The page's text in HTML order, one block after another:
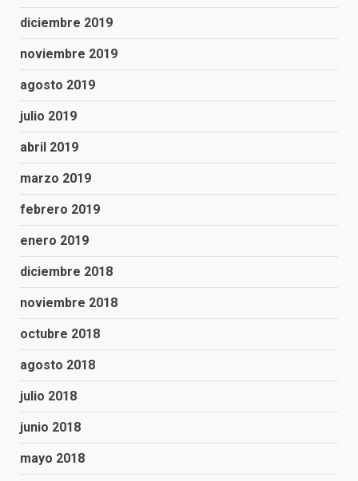
diciembre 2019
noviembre 2019
agosto 2019
julio 2019
abril 2019
marzo 2019
febrero 2019
enero 2019
diciembre 2018
noviembre 2018
octubre 2018
agosto 2018
julio 2018
junio 2018
mayo 2018